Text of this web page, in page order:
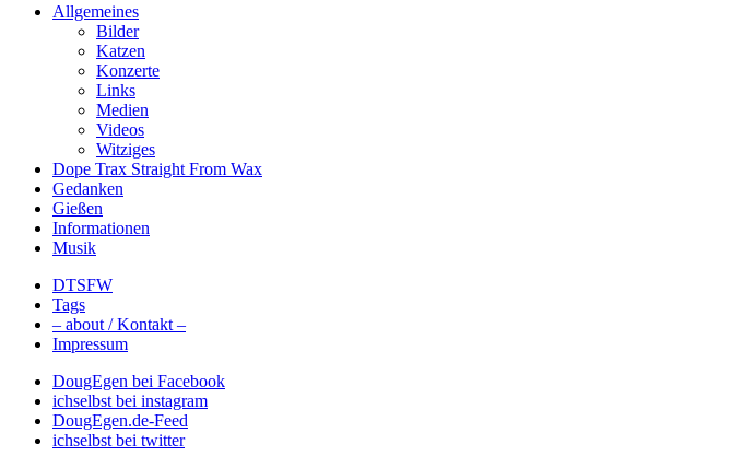
Allgemeines
Bilder
Katzen
Konzerte
Links
Medien
Videos
Witziges
Dope Trax Straight From Wax
Gedanken
Gießen
Informationen
Musik
DTSFW
Tags
– about / Kontakt –
Impressum
DougEgen bei Facebook
ichselbst bei instagram
DougEgen.de-Feed
ichselbst bei twitter